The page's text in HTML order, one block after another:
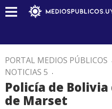
PORTAL MEDIOS PÚBLICOS
NOTICIAS 5 .
Policía de
de Marset